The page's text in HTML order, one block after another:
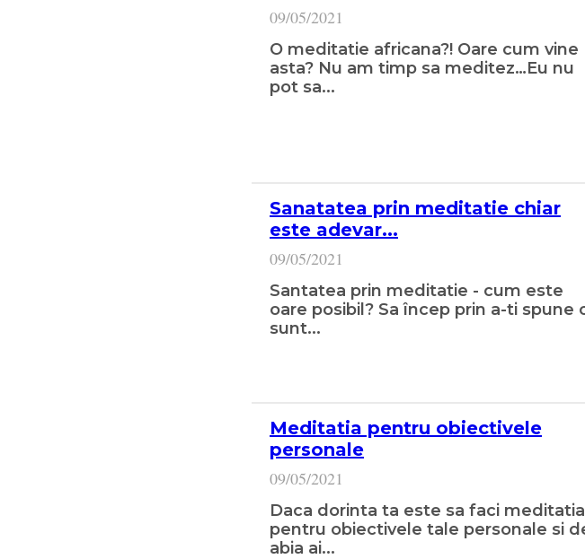
09/05/2021
O meditatie africana?! Oare cum vine
asta? Nu am timp sa meditez…Eu nu
pot sa...
Sanatatea prin meditatie chiar
este adevar...
09/05/2021
Santatea prin meditatie - cum este
oare posibil? Sa încep prin a-ti spune ca
sunt...
Meditatia pentru obiectivele
personale
09/05/2021
Daca dorinta ta este sa faci meditatia
pentru obiectivele tale personale si
abia ai...